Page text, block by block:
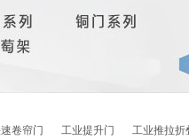
卷帘门 工业提升门 工业推拉折